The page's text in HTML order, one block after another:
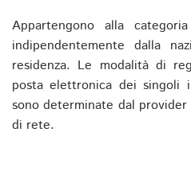
Appartengono alla
indipendentemente dalla
residenza. Le modalità di
posta elettronica dei singoli
sono determinate dal
di rete.